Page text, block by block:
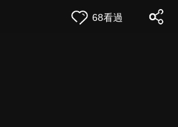
68看過